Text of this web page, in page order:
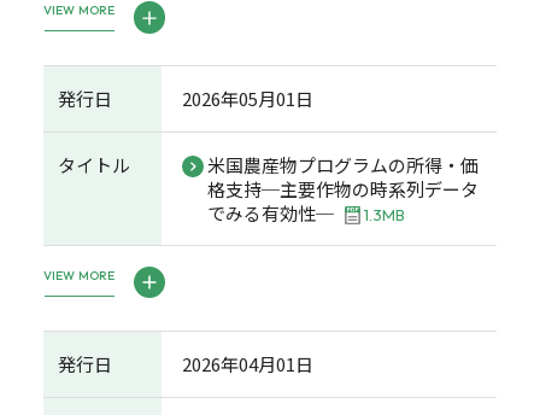
VIEW MORE
発行日 2026年05月01日
タイトル
米国農産物プログラムの所得・価
格支持─主要作物の時系列データ
でみる有効性─
1.3MB
VIEW MORE
発行日 2026年04月01日